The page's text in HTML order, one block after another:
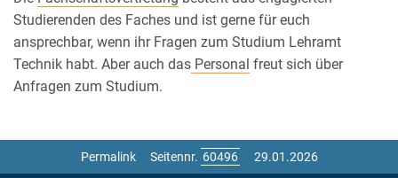
Studierenden des Faches und ist gerne für euch
ansprechbar, wenn ihr Fragen zum Studium Lehramt
Technik habt. Aber auch das Personal freut sich über
Anfragen zum Studium.
Permalink Seitennr. 29.01.2026